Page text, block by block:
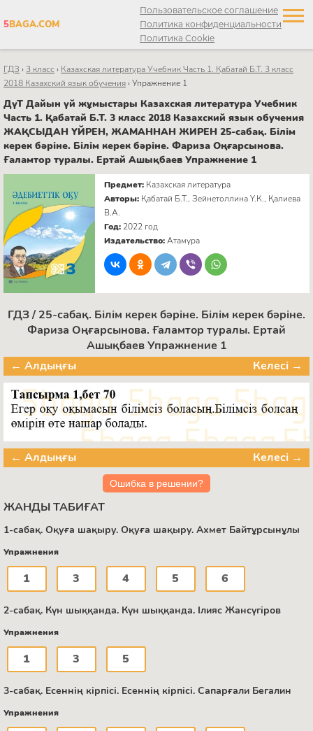
5BAGA.COM
Пользовательское соглашение
Политика конфиденциальности
Политика Cookie
ГДЗ › 3 класс › Казахская литература Учебник Часть 1. Қабатай Б.Т. 3 класс
2018 Казахский язык обучения›Упражнение 1
ДүТ Дайын үй жұмыстары Казахская литература Учебник
Часть 1. Қабатай Б.Т. 3 класс 2018 Казахский язык обучения
ЖАҚСЫДАН ҮЙРЕН, ЖАМАННАН ЖИРЕН 25-сабақ. Білім
керек бәріне. Білім керек бәріне. Фариза Оңғарсынова.
Ғаламтор туралы. Ертай Ашықбаев Упражнение 1
Предмет: Казахская литература
Авторы: Қабатай Б.Т., Зейнетоллина Ү.К., Қалиева
В.А.
Год: 2022 год
Издательство:Атамура
ГДЗ / 25-сабақ. Білім керек бәріне. Білім керек бәріне.
Фариза Оңғарсынова. Ғаламтор туралы. Ертай
Ашықбаев Упражнение 1
← Алдыңғы
Келесі →
← Алдыңғы Келесі →
Ошибка в решении?
ЖАНДЫ ТАБИҒАТ
1-сабақ. Оқуға шақыру. Оқуға шақыру. Ахмет Байтұрсынұлы
Упражнения
1 3 4 5 6
2-сабақ. Күн шыққанда. Күн шыққанда. Ілияс Жансүгіров
Упражнения
1 3 5
3-сабақ. Есеннің кірпісі. Есеннің кірпісі. Сапарғали Бегалин
Упражнения